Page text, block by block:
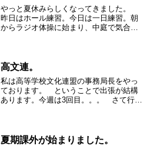
やっと夏休みらしくなってきました。
昨日はホール練習。今日は一日練習。朝
からラジオ体操に始まり、中庭で気合い
張っているとき。後は自分達...
高文連。
私は高等学校文化連盟の事務局長をやっ
ております。 ということで出張が結構
あります。今週は3回目。。。 さて行き
が！何と寝過ごして赤羽ま...
夏期課外が始まりました。